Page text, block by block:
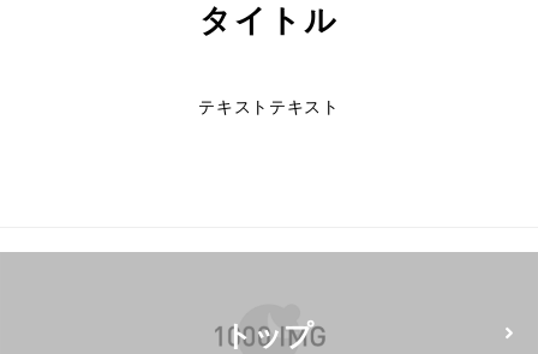
タイトル
テキストテキスト
トップ